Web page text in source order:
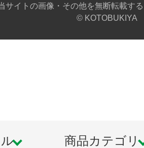
サイトの画像・その他を無断転載す
© KOTOBUKIYA
商品カテゴリ